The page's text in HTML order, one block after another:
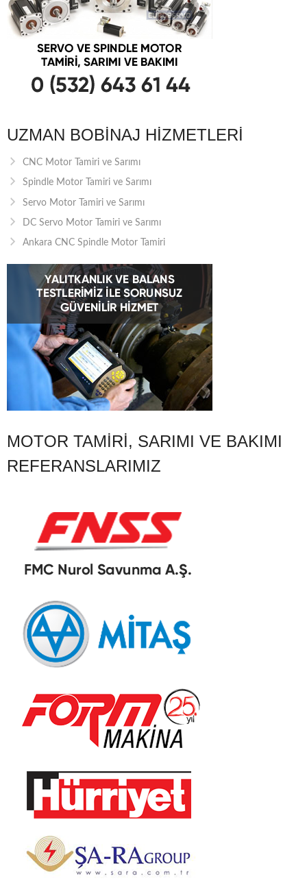
UZMAN BOBINAJ HIZMETLERI
CNC Motor Tamiri ve Sarımı
Spindle Motor Tamiri ve Sarımı
Servo Motor Tamiri ve Sarımı
DC Servo Motor Tamiri ve Sarımı
Ankara CNC Spindle Motor Tamiri
MOTOR TAMIRI, SARIMI VE BAKIMI
REFERANSLARIMIZ